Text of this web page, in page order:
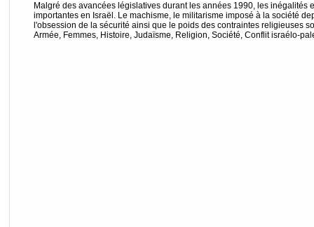
Malgré des avancées législatives durant les années 1990, les inégalités
importantes en Israël. Le machisme, le militarisme imposé à la société
l'obsession de la sécurité ainsi que le poids des contraintes religieuses
Armée, Femmes, Histoire, Judaïsme, Religion, Société, Conflit israélo-